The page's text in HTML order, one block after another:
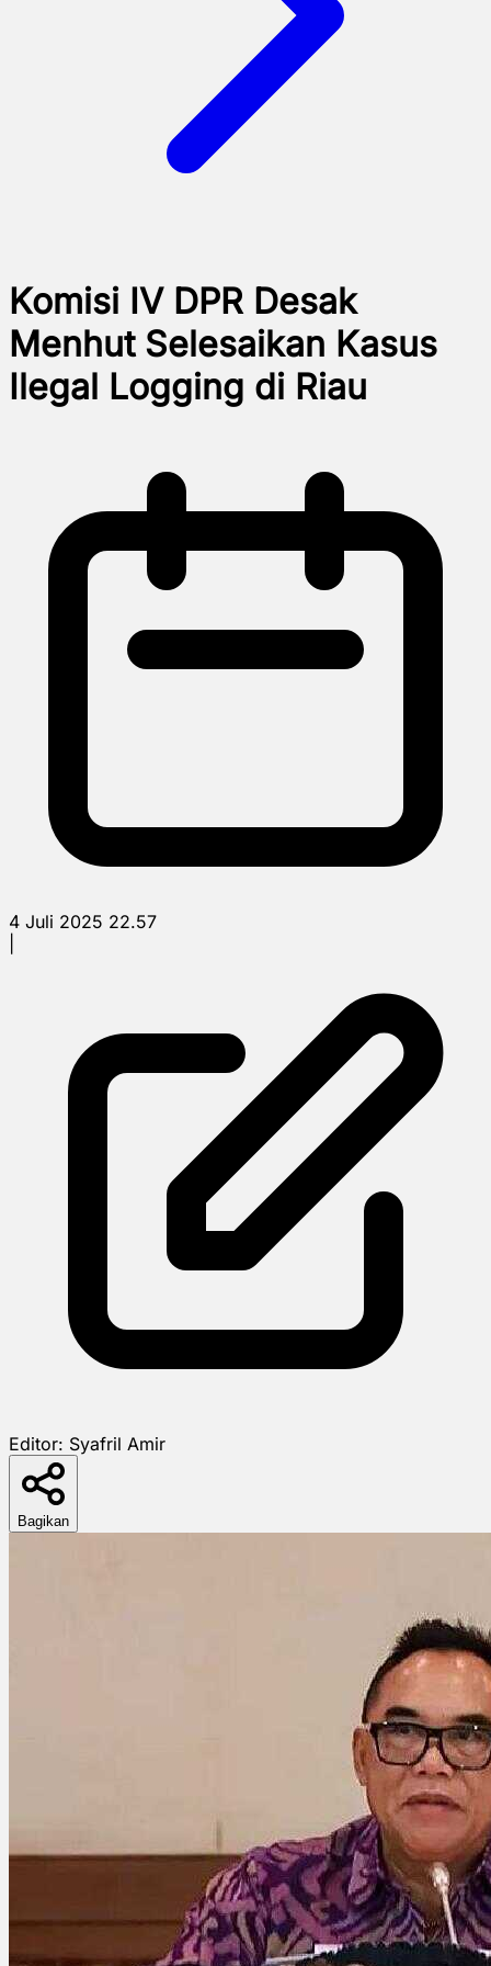
Komisi IV DPR Desak
Menhut Selesaikan Kasus
Ilegal Logging di Riau
4 Juli 2025 22.57
Editor: Syafril Amir
Bagikan